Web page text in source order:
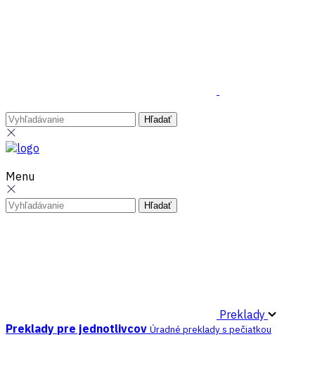
Menu
Preklady
Preklady pre jednotlivcov Úradné preklady s pečiatkou